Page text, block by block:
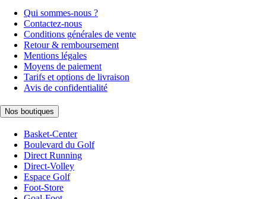
Qui sommes-nous ?
Contactez-nous
Conditions générales de vente
Retour & remboursement
Mentions légales
Moyens de paiement
Tarifs et options de livraison
Avis de confidentialité
Nos boutiques
Basket-Center
Boulevard du Golf
Direct Running
Direct-Volley
Espace Golf
Foot-Store